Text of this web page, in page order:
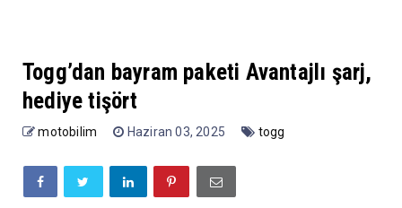
Togg’dan bayram paketi Avantajlı şarj,
hediye tişört
motobilim Haziran 03, 2025 togg